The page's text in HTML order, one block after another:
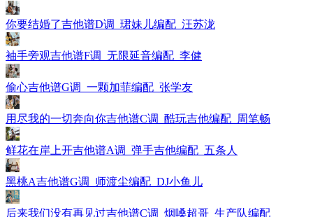
你要结婚了吉他谱D调_珺妹儿编配_汪苏泷
袖手旁观吉他谱F调_无限延音编配_李健
偷心吉他谱G调_一颗加菲编配_张学友
用尽我的一切奔向你吉他谱C调_酷玩吉他编配_周笔畅
鲜花在岸上开吉他谱A调_弹手吉他编配_五条人
黑桃A吉他谱G调_师渡尘编配_DJ小鱼儿
后来我们没有再见过吉他谱C调_烟嗓超哥_生产队编配